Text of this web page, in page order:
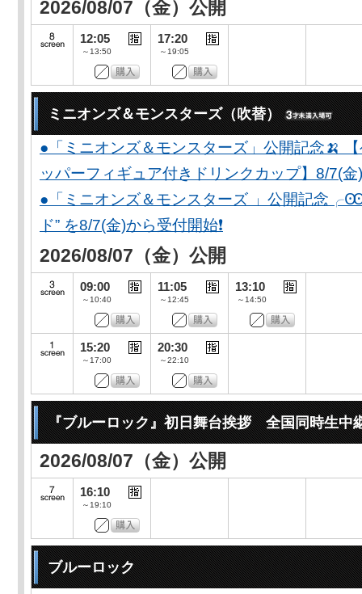
2026/08/07（金）公開
12:05
～13:50
17:20
～19:05
ミニオンズ＆モンスターズ（吹替）
●「ミニオンズ＆モンスターズ」公開記念🍌
ッパーフィギュア付きドリンクカップ】8/7(金
●「ミニオンズ＆モンスターズ 」公開記念
ド” を8/7(金)から受付開始❗️
2026/08/07（金）公開
09:00
～10:40
11:05
～12:45
13:10
～14:50
15:20
～17:00
20:30
～22:10
『ブルーロック』初日舞台挨拶 全国同時生中
2026/08/07（金）公開
16:10
～19:10
ブルーロック